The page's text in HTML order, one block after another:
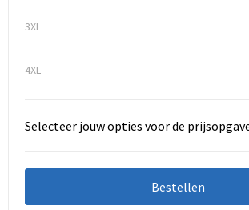
3XL
4XL
Selecteer jouw opties voor de
Bestellen